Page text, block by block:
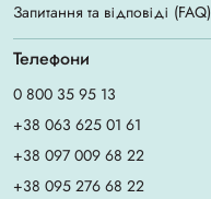
Запитання та відповіді (FAQ)
Телефони
0 800 35 95 13
+38 063 625 01 61
+38 097 009 68 22
+38 095 276 68 22